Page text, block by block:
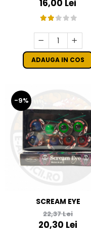
16,00 Lei
ADAUGA IN COS
-9%
SCREAM EYE
22,37 Lei
20,30 Lei